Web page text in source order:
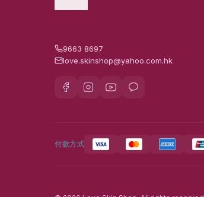
9663 8697
love.skinshop@yahoo.com.hk
付款方式